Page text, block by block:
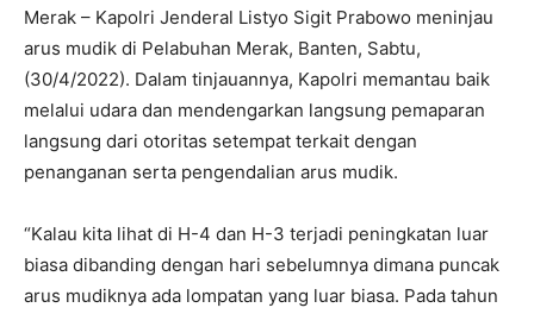
Merak – Kapolri Jenderal Listyo Sigit Prabowo meninjau
arus mudik di Pelabuhan Merak, Banten, Sabtu,
(30/4/2022). Dalam tinjauannya, Kapolri memantau baik
melalui udara dan mendengarkan langsung pemaparan
langsung dari otoritas setempat terkait dengan
penanganan serta pengendalian arus mudik.
“Kalau kita lihat di H-4 dan H-3 terjadi peningkatan luar
biasa dibanding dengan hari sebelumnya dimana puncak
arus mudiknya ada lompatan yang luar biasa. Pada tahun